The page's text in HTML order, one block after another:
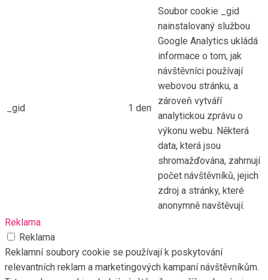
_gid 1 den
Soubor cookie _gid
nainstalovaný službou
Google Analytics ukládá
informace o tom, jak
návštěvníci používají
webovou stránku, a
zároveň vytváří
analytickou zprávu o
výkonu webu. Některá
data, která jsou
shromažďována, zahrnují
počet návštěvníků, jejich
zdroj a stránky, které
anonymně navštěvují.
Reklama
Reklama
Reklamní soubory cookie se používají k poskytování
relevantních reklam a marketingových kampaní návštěvníkům.